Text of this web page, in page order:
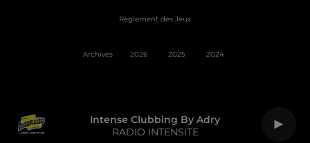
Intense Clubbing By Adry
RADIO INTENSITE
Règlement des Jeux
Archives 2026 2025 2024